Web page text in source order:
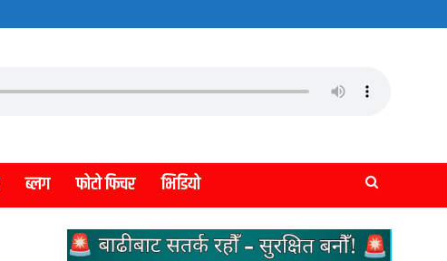
ब्लग फोटो फिचर भिडियो